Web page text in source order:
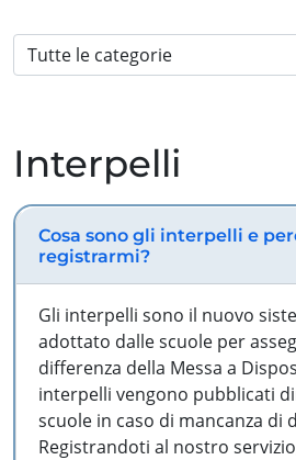
Interpelli
Cosa sono gli interpelli e
registrarmi?
Gli interpelli sono il nuovo
adottato dalle scuole per
differenza della Messa a
interpelli vengono pubblicati
scuole in caso di mancanza di
Registrandoti al nostro